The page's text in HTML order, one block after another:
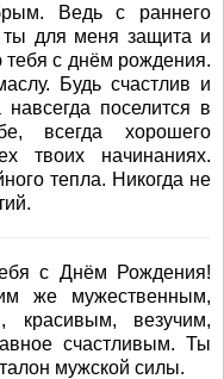
Ведь с раннего
ты для меня защита и
с днём рождения.
Будь счастлив и
поселится в
всегда хорошего
твоих начинаниях.
тепла. Никогда не
с Днём Рождения!
же мужественным,
красивым, везучим,
счастливым. Ты
мужской силы.